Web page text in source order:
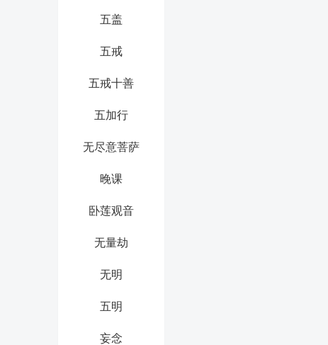
五盖
五戒
五戒十善
五加行
无尽意菩萨
晚课
卧莲观音
无量劫
无明
五明
妄念